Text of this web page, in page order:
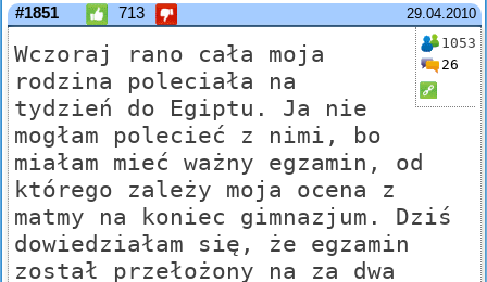
29.04.2010
#1851 713
1053
26
Wczoraj rano cała moja
rodzina poleciała na
tydzień do Egiptu. Ja nie
mogłam polecieć z nimi, bo
miałam mieć ważny egzamin, od
którego zależy moja ocena z
matmy na koniec gimnazjum. Dziś
dowiedziałam się, że egzamin
został przełożony na za dwa